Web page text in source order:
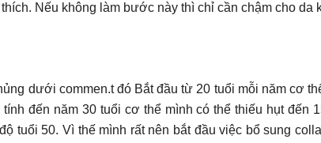
Nếu không làm bước này thì chỉ cần chậm cho da
dưới commen.t đó Bắt đầu từ 20 tuổi mỗi năm cơ
đến năm 30 tuổi cơ thể mình có thể thiếu hụt đến
tuổi 50. Vì thế mình rất nên bắt đầu việc bổ sung